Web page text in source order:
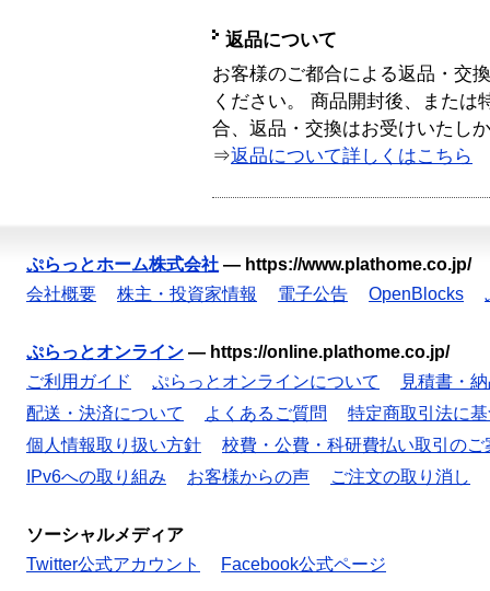
返品について
お客様のご都合による返品・交
ください。 商品開封後、または
合、返品・交換はお受けいたし
⇒返品について詳しくはこちら
ぷらっとホーム株式会社 — https://www.plathome.co.jp/
会社概要
株主・投資家情報 電子公告 OpenBlocks
ぷらっとオンライン — https://online.plathome.co.jp/
ご利用ガイド
ぷらっとオンラインについて
見積書・
配送・決済について
よくあるご質問
特定商取引法に
個人情報取り扱い方針
校費・公費・科研費払い取引のご
IPv6への取り組み
お客様からの声 ご注文の取り消し
ソーシャルメディア
Twitter公式アカウント
Facebook公式ページ